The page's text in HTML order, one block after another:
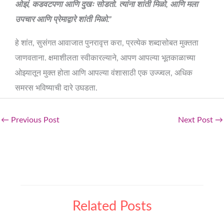
ओझं, कडवटपणा आणि दुखः सोडतो. त्यांना शांती मिळो, आणि मला
उपचार आणि प्रेमाद्वारे शांती मिळो.”
हे शांत, सुसंगत आवाजात पुनरावृत्त करा, प्रत्येक शब्दासोबत मुक्तता
जाणवताना. क्षमाशीलता स्वीकारल्याने, आपण आपल्या भूतकाळाच्या
ओझ्यातून मुक्त होता आणि आपल्या वंशासाठी एक उज्ज्वल, अधिक
समरस भविष्याची दारे उघडता.
← Previous Post Next Post →
Related Posts